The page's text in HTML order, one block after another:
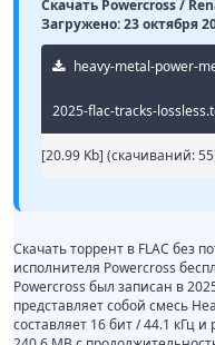
Скачать Powercross /
Загружено: 23 октября
heavy-metal-power-
2025-flac-tracks-
[20.99 Kb] (cкачиваний:
Скачать торрент в FLAC без
исполнителя Powercross
Powercross был записан в
представляет собой смесь
составляет 16 бит / 44.1 кГц